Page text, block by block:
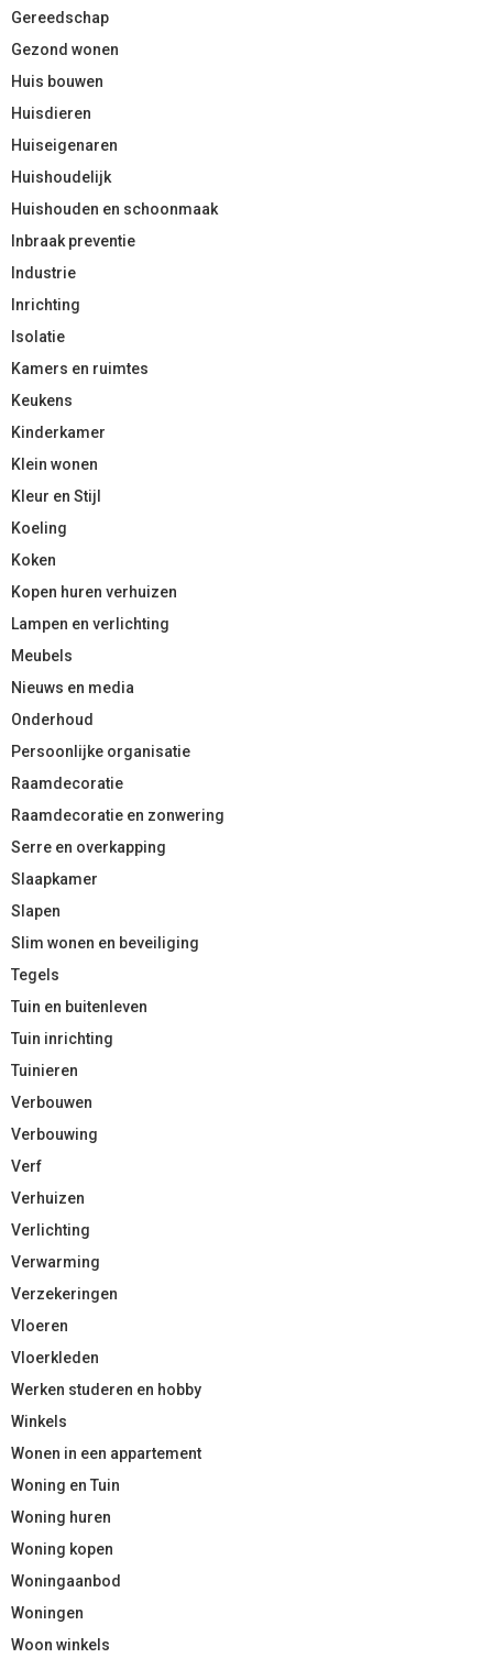
Gereedschap
Gezond wonen
Huis bouwen
Huisdieren
Huiseigenaren
Huishoudelijk
Huishouden en schoonmaak
Inbraak preventie
Industrie
Inrichting
Isolatie
Kamers en ruimtes
Keukens
Kinderkamer
Klein wonen
Kleur en Stijl
Koeling
Koken
Kopen huren verhuizen
Lampen en verlichting
Meubels
Nieuws en media
Onderhoud
Persoonlijke organisatie
Raamdecoratie
Raamdecoratie en zonwering
Serre en overkapping
Slaapkamer
Slapen
Slim wonen en beveiliging
Tegels
Tuin en buitenleven
Tuin inrichting
Tuinieren
Verbouwen
Verbouwing
Verf
Verhuizen
Verlichting
Verwarming
Verzekeringen
Vloeren
Vloerkleden
Werken studeren en hobby
Winkels
Wonen in een appartement
Woning en Tuin
Woning huren
Woning kopen
Woningaanbod
Woningen
Woon winkels